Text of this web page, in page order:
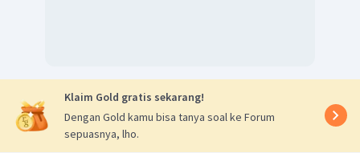
Klaim Gold gratis sekarang!
Dengan Gold kamu bisa tanya soal ke Forum
sepuasnya, lho.